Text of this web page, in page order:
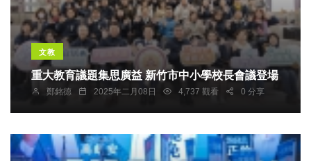
文教
重大教育議題集思廣益 新竹市中小學校長會議登場
鄭銘德 2025年二月08日 4,737 觀看 0 分享